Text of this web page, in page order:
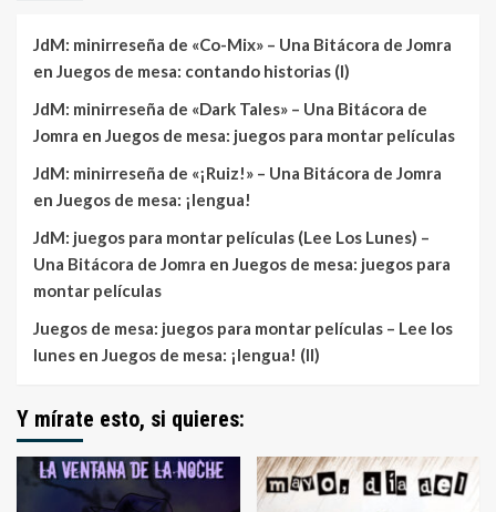
JdM: minirreseña de «Co-Mix» – Una Bitácora de Jomra
en Juegos de mesa: contando historias (I)
JdM: minirreseña de «Dark Tales» – Una Bitácora de
Jomra en Juegos de mesa: juegos para montar películas
JdM: minirreseña de «¡Ruiz!» – Una Bitácora de Jomra
en Juegos de mesa: ¡lengua!
JdM: juegos para montar películas (Lee Los Lunes) –
Una Bitácora de Jomra en Juegos de mesa: juegos para
montar películas
Juegos de mesa: juegos para montar películas – Lee los
lunes en Juegos de mesa: ¡lengua! (II)
Y mírate esto, si quieres: